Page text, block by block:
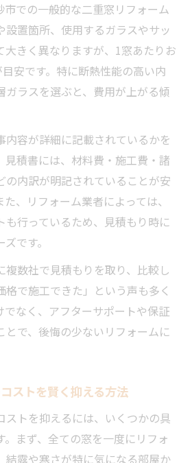
市での一般的な二重窓リフォーム
設置箇所、使用するガラスやサッ
大きく異なりますが、1窓あたりお
安です。特に断熱性能の高い内
ガラスを選ぶと、費用が上がる傾
内容が詳細に記載されているかを
見積書には、材料費・施工費・諸
の内訳が明記されていることが安
、リフォーム業者によっては、
も行っているため、見積もり時に
です。
複数社で見積もりを取り、比較し
格で施工できた」という声も多く
でなく、アフターサポートや保証
とで、後悔の少ないリフォームに
ストを賢く抑える方法
ストを抑えるには、いくつかの具
まず、全ての窓を一度にリフォ
結露や寒さが特に気になる部屋か